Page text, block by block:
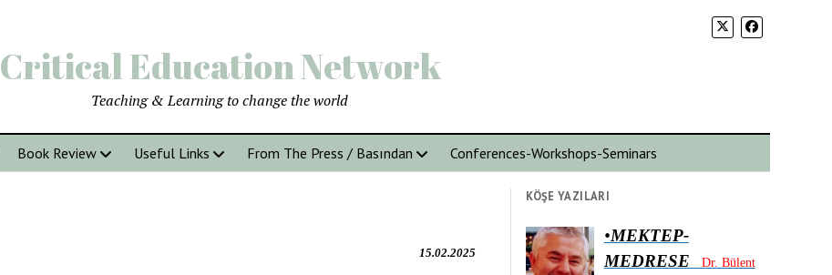
Critical Education Network
Teaching & Learning to change the world
Book Review Useful Links From The Press / Basından Conferences-Workshops-Seminars
15.02.2025
KÖŞE YAZILARI
•MEKTEP-
MEDRESE
Dr. Bülent